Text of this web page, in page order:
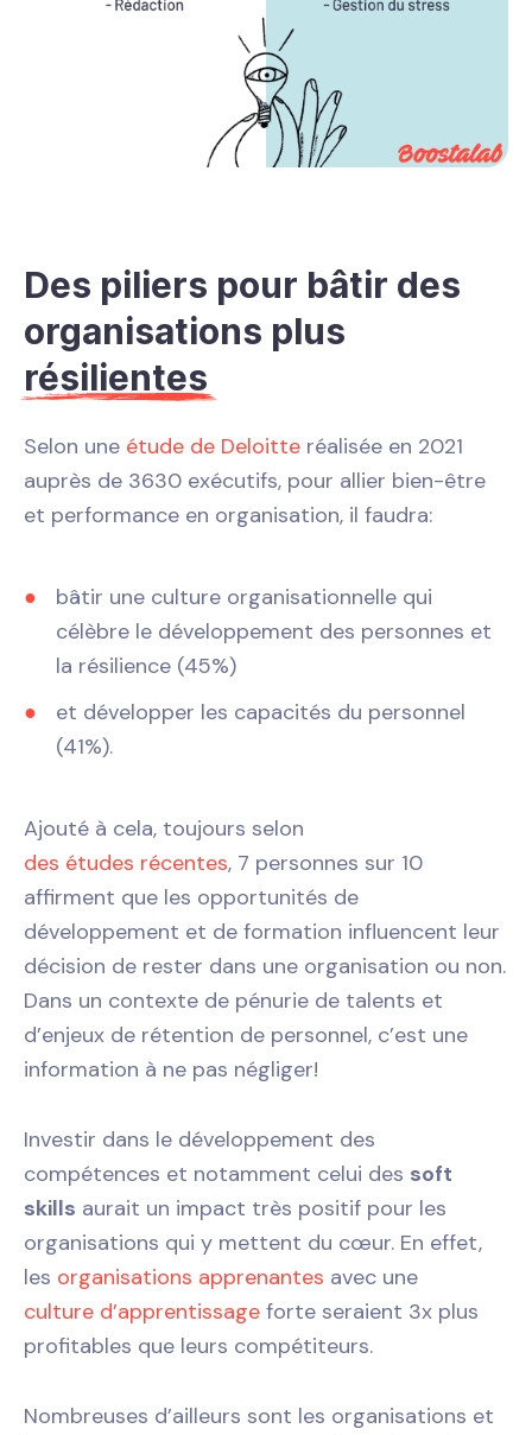
Des piliers pour bâtir des
organisations plus
résilientes
Selon une étude de Deloitte réalisée en 2021
auprès de 3630 exécutifs, pour allier bien-être
et performance en organisation, il faudra:
bâtir une culture organisationnelle qui
célèbre le développement des personnes et
la résilience (45%)
et développer les capacités du personnel
(41%).
Ajouté à cela, toujours selon
des études récentes, 7 personnes sur 10
affirment que les opportunités de
développement et de formation influencent leur
décision de rester dans une organisation ou non.
Dans un contexte de pénurie de talents et
d’enjeux de rétention de personnel, c’est une
information à ne pas négliger!
Investir dans le développement des
compétences et notamment celui des soft
skills aurait un impact très positif pour les
organisations qui y mettent du cœur. En effet,
les organisations apprenantes avec une
culture d’apprentissage forte seraient 3x plus
profitables que leurs compétiteurs.
Nombreuses d’ailleurs sont les organisations et